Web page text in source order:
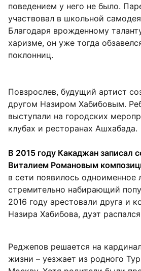
поведением у него не было.
участвовал в школьной
Благодаря врожденному
харизме, он уже тогда
поклонниц.
Повзрослев, будущий артист
другом Назиром Хабибовым.
выступали на городских
клубах и ресторанах Ашхабада.
В 2015 году Какаджан записал
Виталием Романовым
в сети появилось одноименное
стремительно набирающий
2016 году арестовали друга и
Назира Хабибова, дуэт
Реджепов решается на
жизни – уезжает из родного